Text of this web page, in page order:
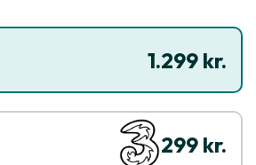
1.299 kr.
299 kr.